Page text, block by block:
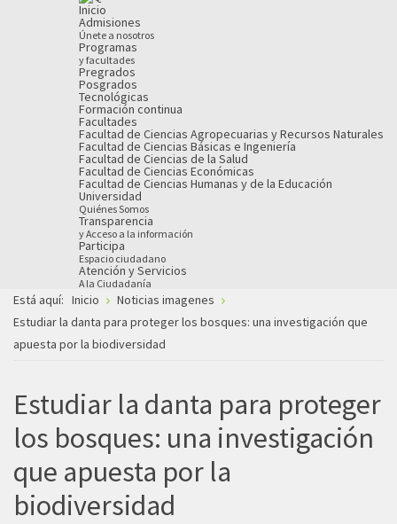
Inicio
Admisiones
Únete a nosotros
Programas
y facultades
Pregrados
Posgrados
Tecnológicas
Formación continua
Facultades
Facultad de Ciencias Agropecuarias y Recursos Naturales
Facultad de Ciencias Básicas e Ingeniería
Facultad de Ciencias de la Salud
Facultad de Ciencias Económicas
Facultad de Ciencias Humanas y de la Educación
Universidad
Quiénes Somos
Transparencia
y Acceso a la información
Participa
Espacio ciudadano
Atención y Servicios
A la Ciudadanía
Está aquí: Inicio
Noticias imagenes
Estudiar la danta para proteger los bosques: una investigación que
apuesta por la biodiversidad
Estudiar la danta para proteger
los bosques: una investigación
que apuesta por la
biodiversidad